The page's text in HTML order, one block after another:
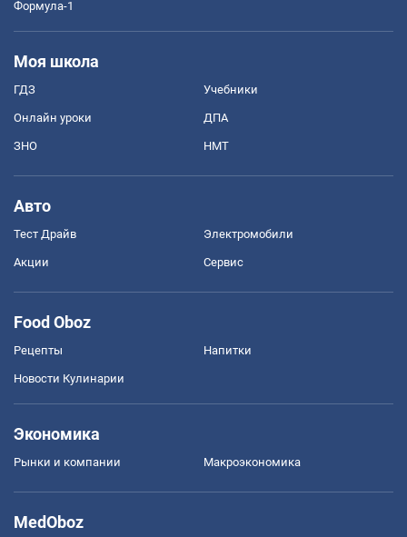
Формула-1
Моя школа
ГДЗ Учебники
Онлайн уроки ДПА
ЗНО НМТ
Авто
Тест Драйв Электромобили
Акции Сервис
Food Oboz
Рецепты Напитки
Новости Кулинарии
Экономика
Рынки и компании Mакроэкономика
MedOboz